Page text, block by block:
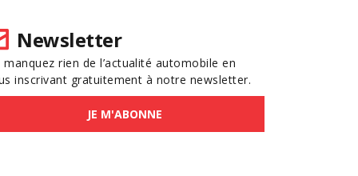
Newsletter
manquez rien de l’actualité automobile en
inscrivant gratuitement à notre newsletter.
JE M'ABONNE